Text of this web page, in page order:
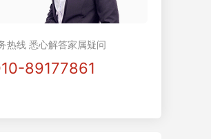
热线 悉心解答家属疑问
89177861